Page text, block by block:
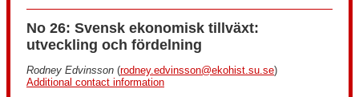
No 26: Svensk ekonomisk tillväxt:
utveckling och fördelning
Rodney Edvinsson (rodney.edvinsson@ekohist.su.se)
Additional contact information